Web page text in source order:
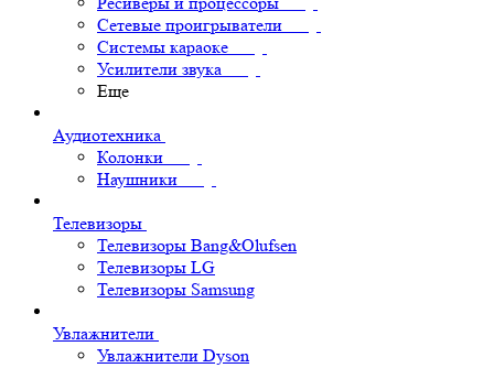
Сетевые проигрыватели
Системы караоке
Усилители звука
Еще
Аудиотехника
Колонки
Наушники
Телевизоры
Телевизоры Bang&Olufsen
Телевизоры LG
Телевизоры Samsung
Увлажнители
Увлажнители Dyson